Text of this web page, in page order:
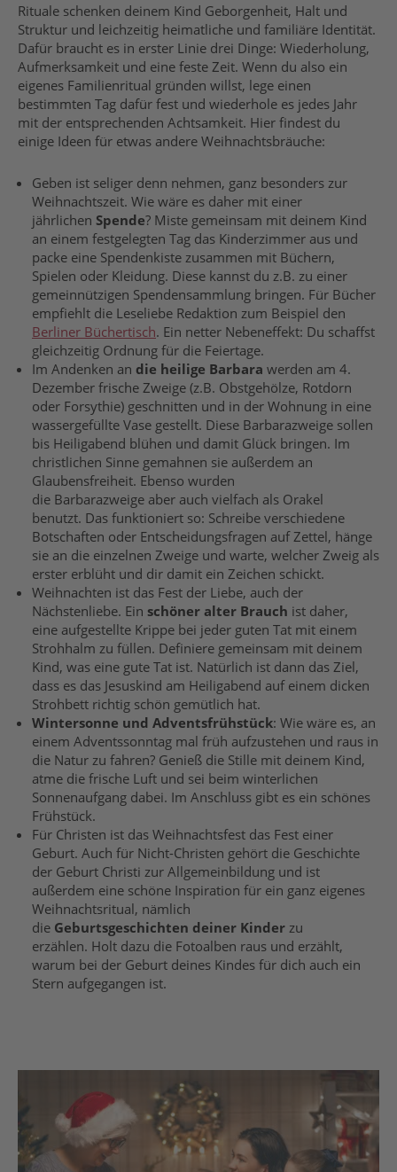
Rituale schenken deinem Kind Geborgenheit, Halt und
Struktur und leichzeitig heimatliche und familiäre Identität.
Dafür braucht es in erster Linie drei Dinge: Wiederholung,
Aufmerksamkeit und eine feste Zeit. Wenn du also ein
eigenes Familienritual gründen willst, lege einen
bestimmten Tag dafür fest und wiederhole es jedes Jahr
mit der entsprechenden Achtsamkeit. Hier findest du
einige Ideen für etwas andere Weihnachtsbräuche:
Geben ist seliger denn nehmen, ganz besonders zur
Weihnachtszeit. Wie wäre es daher mit einer
jährlichen Spende? Miste gemeinsam mit deinem Kind
an einem festgelegten Tag das Kinderzimmer aus und
packe eine Spendenkiste zusammen mit Büchern,
Spielen oder Kleidung. Diese kannst du z.B. zu einer
gemeinnützigen Spendensammlung bringen. Für Bücher
empfiehlt die Leseliebe Redaktion zum Beispiel den
Berliner Büchertisch. Ein netter Nebeneffekt: Du schaffst
gleichzeitig Ordnung für die Feiertage.
Im Andenken an die heilige Barbara werden am 4.
Dezember frische Zweige (z.B. Obstgehölze, Rotdorn
oder Forsythie) geschnitten und in der Wohnung in eine
wassergefüllte Vase gestellt. Diese Barbarazweige sollen
bis Heiligabend blühen und damit Glück bringen. Im
christlichen Sinne gemahnen sie außerdem an
Glaubensfreiheit. Ebenso wurden
die Barbarazweige aber auch vielfach als Orakel
benutzt. Das funktioniert so: Schreibe verschiedene
Botschaften oder Entscheidungsfragen auf Zettel, hänge
sie an die einzelnen Zweige und warte, welcher Zweig als
erster erblüht und dir damit ein Zeichen schickt.
Weihnachten ist das Fest der Liebe, auch der
Nächstenliebe. Ein schöner alter Brauch ist daher,
eine aufgestellte Krippe bei jeder guten Tat mit einem
Strohhalm zu füllen. Definiere gemeinsam mit deinem
Kind, was eine gute Tat ist. Natürlich ist dann das Ziel,
dass es das Jesuskind am Heiligabend auf einem dicken
Strohbett richtig schön gemütlich hat.
Wintersonne und Adventsfrühstück: Wie wäre es, an
einem Adventssonntag mal früh aufzustehen und raus in
die Natur zu fahren? Genieß die Stille mit deinem Kind,
atme die frische Luft und sei beim winterlichen
Sonnenaufgang dabei. Im Anschluss gibt es ein schönes
Frühstück.
Für Christen ist das Weihnachtsfest das Fest einer
Geburt. Auch für Nicht-Christen gehört die Geschichte
der Geburt Christi zur Allgemeinbildung und ist
außerdem eine schöne Inspiration für ein ganz eigenes
Weihnachtsritual, nämlich
die Geburtsgeschichten deiner Kinder zu
erzählen. Holt dazu die Fotoalben raus und erzählt,
warum bei der Geburt deines Kindes für dich auch ein
Stern aufgegangen ist.